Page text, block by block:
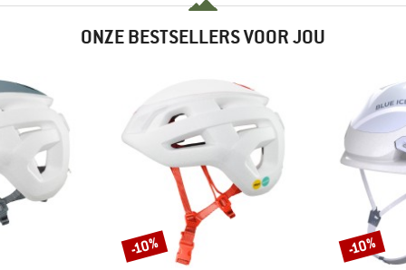
ONZE BESTSELLERS VOOR JOU
Korting
-10% Korting
-10%